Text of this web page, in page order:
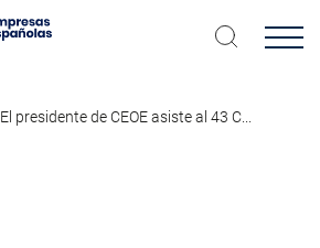
El presidente de CEOE asiste al 43 C...